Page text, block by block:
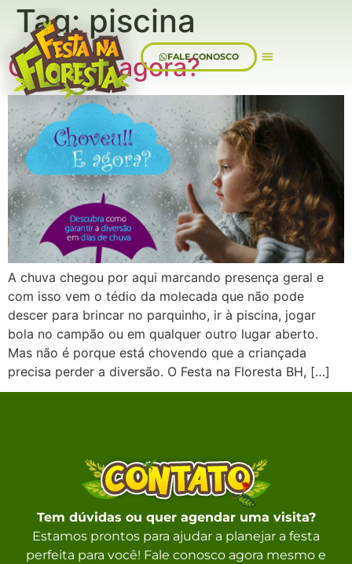
FALE CONOSCO
Tag:piscina
Chuva, e agora?
A chuva chegou por aqui marcando presença geral e
com isso vem o tédio da molecada que não pode
descer para brincar no parquinho, ir à piscina, jogar
bola no campão ou em qualquer outro lugar aberto.
Mas não é porque está chovendo que a criançada
precisa perder a diversão. O Festa na Floresta BH, […]
Tem dúvidas ou quer agendar uma visita?
Estamos prontos para ajudar a planejar a festa
perfeita para você! Fale conosco agora mesmo e